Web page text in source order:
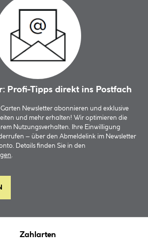
Profi-Tipps direkt ins Postfach
Newsletter abonnieren und exklusive
und mehr erhalten! Wir optimieren die
Nutzungsverhalten. Ihre Einwilligung
– über den Abmeldelink im Newsletter
Details finden Sie in den
.
Zahlarten